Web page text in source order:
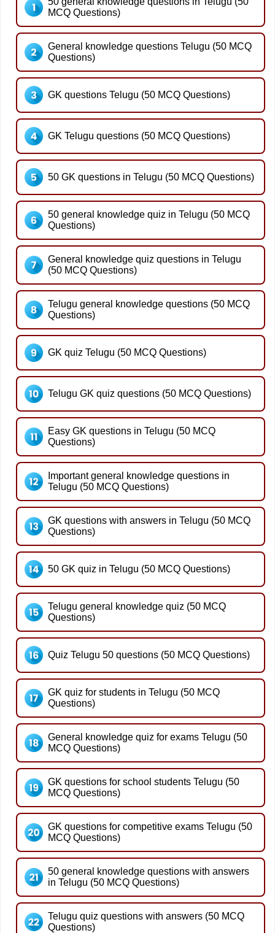
MCQ Questions)
General knowledge questions Telugu (50 MCQ
Questions)
GK questions Telugu (50 MCQ Questions)
GK Telugu questions (50 MCQ Questions)
50 GK questions in Telugu (50 MCQ Questions)
50 general knowledge quiz in Telugu (50 MCQ
Questions)
General knowledge quiz questions in Telugu
(50 MCQ Questions)
Telugu general knowledge questions (50 MCQ
Questions)
GK quiz Telugu (50 MCQ Questions)
Telugu GK quiz questions (50 MCQ Questions)
Easy GK questions in Telugu (50 MCQ
Questions)
Important general knowledge questions in
Telugu (50 MCQ Questions)
GK questions with answers in Telugu (50 MCQ
Questions)
50 GK quiz in Telugu (50 MCQ Questions)
Telugu general knowledge quiz (50 MCQ
Questions)
Quiz Telugu 50 questions (50 MCQ Questions)
GK quiz for students in Telugu (50 MCQ
Questions)
General knowledge quiz for exams Telugu (50
MCQ Questions)
GK questions for school students Telugu (50
MCQ Questions)
GK questions for competitive exams Telugu (50
MCQ Questions)
50 general knowledge questions with answers
in Telugu (50 MCQ Questions)
Telugu quiz questions with answers (50 MCQ
Questions)